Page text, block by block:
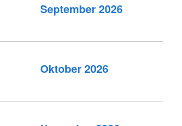
September 2026
Oktober 2026